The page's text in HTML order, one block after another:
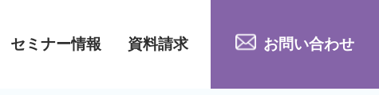
セミナー情報 資料請求 お問い合わせ